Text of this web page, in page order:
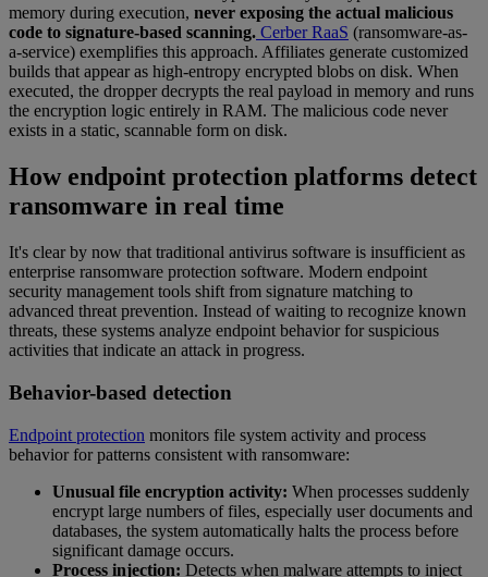
memory during execution, never exposing the actual malicious
code to signature-based scanning. Cerber RaaS (ransomware-as-
a-service) exemplifies this approach. Affiliates generate customized
builds that appear as high-entropy encrypted blobs on disk. When
executed, the dropper decrypts the real payload in memory and runs
the encryption logic entirely in RAM. The malicious code never
exists in a static, scannable form on disk.
How endpoint protection platforms detect
ransomware in real time
It's clear by now that traditional antivirus software is insufficient as
enterprise ransomware protection software. Modern endpoint
security management tools shift from signature matching to
advanced threat prevention. Instead of waiting to recognize known
threats, these systems analyze endpoint behavior for suspicious
activities that indicate an attack in progress.
Behavior-based detection
Endpoint protection monitors file system activity and process
behavior for patterns consistent with ransomware:
Unusual file encryption activity: When processes suddenly
encrypt large numbers of files, especially user documents and
databases, the system automatically halts the process before
significant damage occurs.
Process injection: Detects when malware attempts to inject